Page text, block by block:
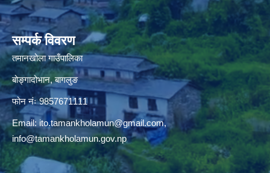
सम्पर्क विवरण
तमानखोला गाउँपालिका
बोङ्गादोभान, बागलुङ
फोन नंः 9857671111
Email: ito.tamankholamun@gmail.com,
info@tamankholamun.gov.np